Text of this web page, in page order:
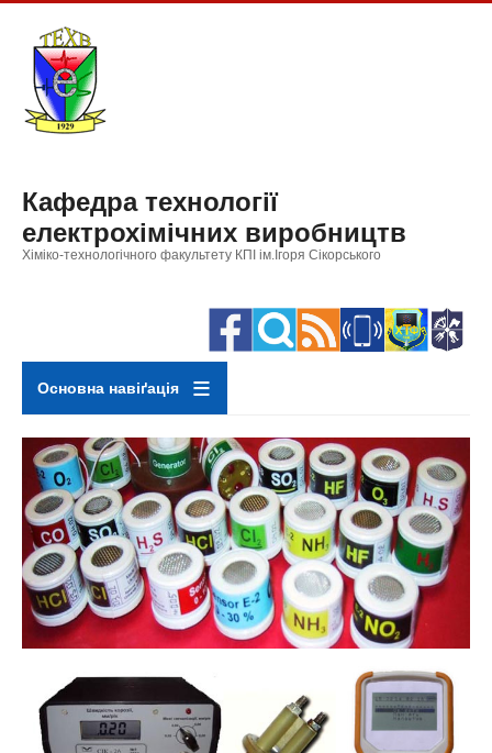
основного
вмісту
Кафедра технології
електрохімічних виробництв
Хіміко-технологічного факультету КПІ ім.Ігоря Сікорського
Основна навіґація